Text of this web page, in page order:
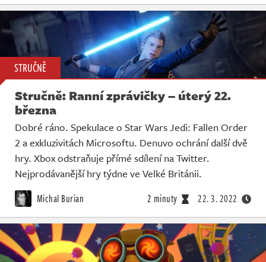
STRUČNĚ
Stručně: Ranní zprávičky – úterý 22.
března
Dobré ráno. Spekulace o Star Wars Jedi: Fallen Order
2 a exkluzivitách Microsoftu. Denuvo ochrání další dvě
hry. Xbox odstraňuje přímé sdílení na Twitter.
Nejprodávanější hry týdne ve Velké Británii.
Michal Burian 2 minuty 22. 3. 2022